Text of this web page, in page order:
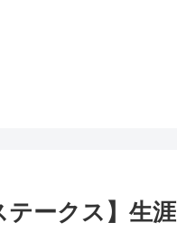
テークス】生